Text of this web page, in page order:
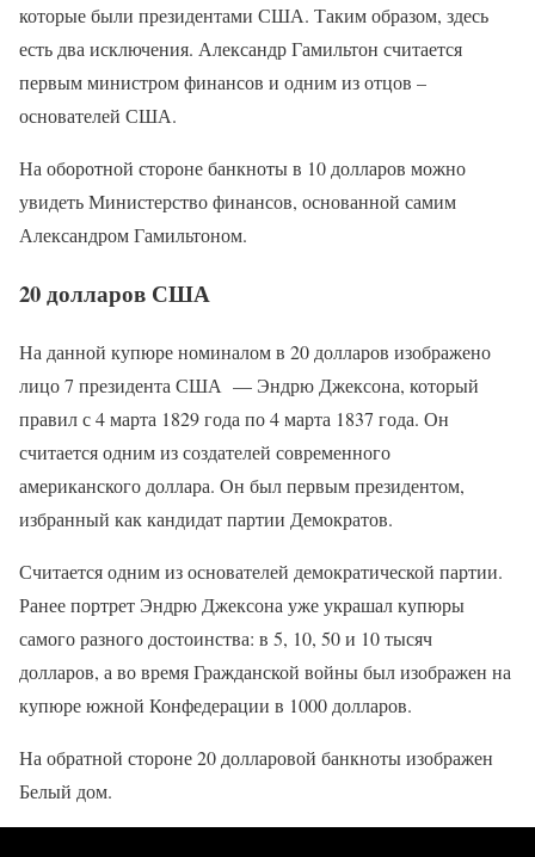
которые были президентами США. Таким образом, здесь
есть два исключения. Александр Гамильтон считается
первым министром финансов и одним из отцов –
основателей США.
На оборотной стороне банкноты в 10 долларов можно
увидеть Министерство финансов, основанной самим
Александром Гамильтоном.
20 долларов США
На данной купюре номиналом в 20 долларов изображено
лицо 7 президента США — Эндрю Джексона, который
правил с 4 марта 1829 года по 4 марта 1837 года. Он
считается одним из создателей современного
американского доллара. Он был первым президентом,
избранный как кандидат партии Демократов.
Считается одним из основателей демократической партии.
Ранее портрет Эндрю Джексона уже украшал купюры
самого разного достоинства: в 5, 10, 50 и 10 тысяч
долларов, а во время Гражданской войны был изображен на
купюре южной Конфедерации в 1000 долларов.
На обратной стороне 20 долларовой банкноты изображен
Белый дом.